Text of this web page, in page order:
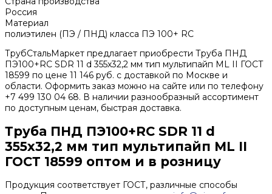
Россия
Материал
полиэтилен (ПЭ / ПНД) класса ПЭ 100+ RC
ТрубСтальМаркет предлагает приобрести Труба ПНД
ПЭ100+RC SDR 11 d 355х32,2 мм тип мультипайп ML II ГОСТ
18599 по цене 11 146 руб. с доставкой по Москве и
области. Оформить заказ можно на сайте или по телефону
+7 499 130 04 68. В наличии разнообразный ассортимент
по доступным ценам, быстрая доставка.
Труба ПНД ПЭ100+RC SDR 11 d
355х32,2 мм тип мультипайп ML II
ГОСТ 18599 оптом и в розницу
Продукция соответствует ГОСТ, различные способы